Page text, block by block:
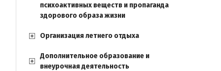
психоактивных веществ и пропаганда
здорового образа жизни
Организация летнего отдыха
Дополнительное образование и
внеурочная деятельность